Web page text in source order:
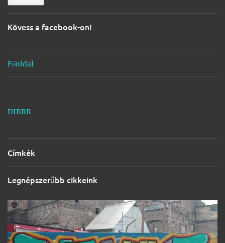
s
k
Kövess a facebook-on!
Főoldal
DIRRR
Címkék
Legnépszerűbb cikkeink